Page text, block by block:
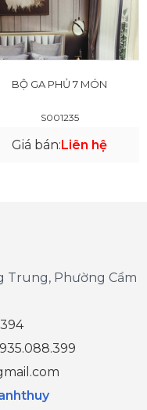
BỘ GA PHỦ 7 MÓN
S001235
Giá bán:Liên hệ
Trung, Phường Cẩm